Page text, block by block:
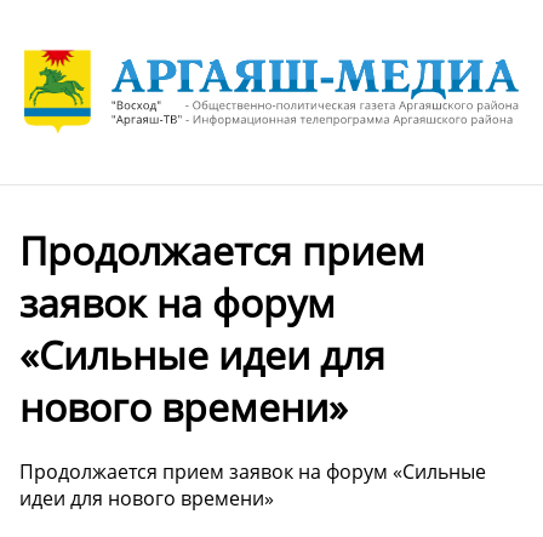
Продолжается прием
заявок на форум
«Сильные идеи для
нового времени»
Продолжается прием заявок на форум «Сильные
идеи для нового времени»